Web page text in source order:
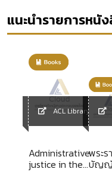
แนะนำรายการหนั
ACL Library
Administrative
justice in the
พระร
บัญ